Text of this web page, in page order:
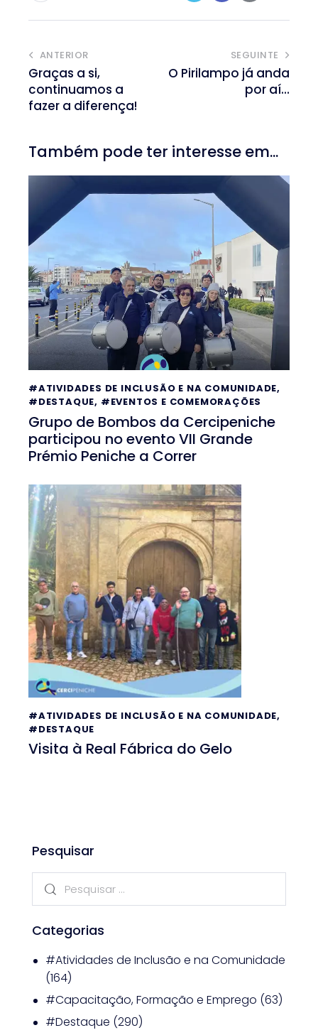
ANTERIOR
Graças a si,
continuamos a
fazer a diferença!
SEGUINTE
O Pirilampo já anda
por aí…
Também pode ter interesse em...
#ATIVIDADES DE INCLUSÃO E NA COMUNIDADE,
#DESTAQUE, #EVENTOS E COMEMORAÇÕES
Grupo de Bombos da Cercipeniche
participou no evento VII Grande
Prémio Peniche a Correr
#ATIVIDADES DE INCLUSÃO E NA COMUNIDADE,
#DESTAQUE
Visita à Real Fábrica do Gelo
Pesquisar
Categorias
#Atividades de Inclusão e na Comunidade
(164)
#Capacitação, Formação e Emprego (63)
#Destaque (290)